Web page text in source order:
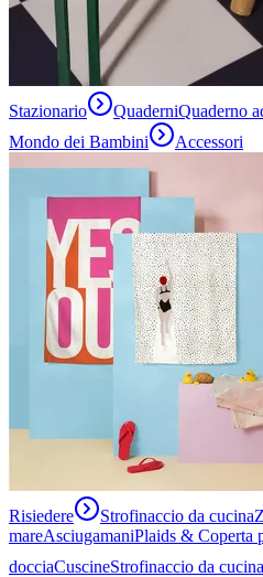
Stazionario QuaderniQuaderno
Mondo dei Bambini
Accessori
Risiedere Strofinaccio da cucina
mareAsciugamaniPlaids & Coperta
docciaCuscineStrofinaccio da cucina